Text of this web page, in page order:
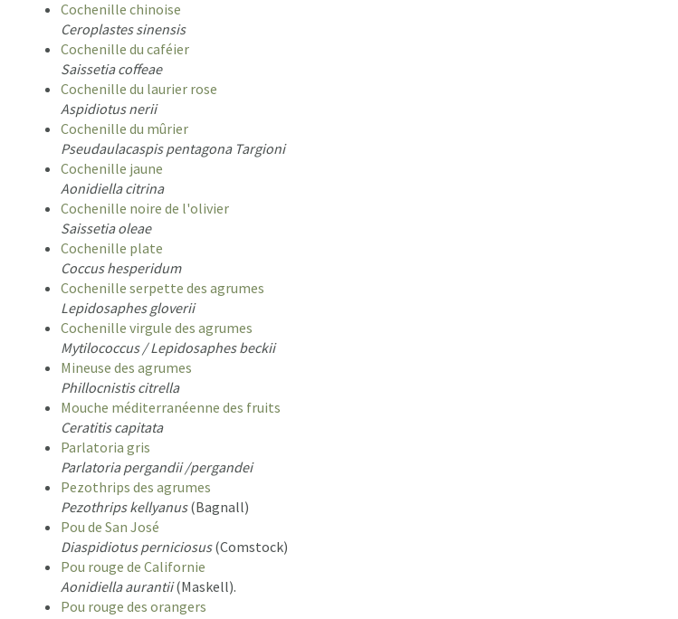
Cochenille chinoise
Ceroplastes sinensis
Cochenille du caféier
Saissetia coffeae
Cochenille du laurier rose
Aspidiotus nerii
Cochenille du mûrier
Pseudaulacaspis pentagona Targioni
Cochenille jaune
Aonidiella citrina
Cochenille noire de l'olivier
Saissetia oleae
Cochenille plate
Coccus hesperidum
Cochenille serpette des agrumes
Lepidosaphes gloverii
Cochenille virgule des agrumes
Mytilococcus / Lepidosaphes beckii
Mineuse des agrumes
Phillocnistis citrella
Mouche méditerranéenne des fruits
Ceratitis capitata
Parlatoria gris
Parlatoria pergandii /pergandei
Pezothrips des agrumes
Pezothrips kellyanus(Bagnall)
Pou de San José
Diaspidiotus perniciosus(Comstock)
Pou rouge de Californie
Aonidiella aurantii(Maskell).
Pou rouge des orangers